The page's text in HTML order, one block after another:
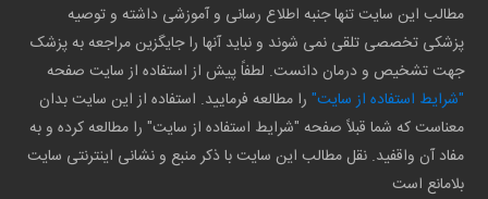
مطالب این سایت تنها جنبه اطلاع رسانی و آموزشی داشته و توصیه
پزشکی تخصصی تلقی نمی شوند و نباید آنها را جایگزین مراجعه به پزشک
جهت تشخیص و درمان دانست. لطفاً پیش از استفاده از سایت صفحه
"شرایط استفاده از سایت" را مطالعه فرمایید. استفاده از این سایت بدان
معناست که شما قبلاً صفحه "شرایط استفاده از سایت" را مطالعه کرده و به
مفاد آن واقفید. نقل مطالب این سایت با ذکر منبع و نشانی اینترنتی سایت
بلامانع است